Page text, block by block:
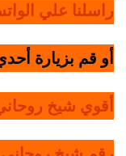
راسلنا علي
أو قم بزيارة
أقوي شيخ